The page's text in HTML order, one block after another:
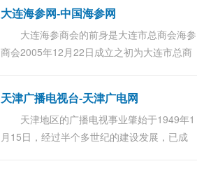
...
大连海参网-中国海参网
大连海参商会的前身是大连市总商会海参
商会2005年12月22日成立之初为大连市总商
单位的独...
天津广播电视台-天津广电网
天津地区的广播电视事业肇始于1949年1
月15日，经过半个多世纪的建设发展，已成